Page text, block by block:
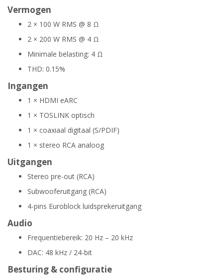
Vermogen
2 × 100 W RMS @ 8 Ω
2 × 200 W RMS @ 4 Ω
Minimale belasting: 4 Ω
THD: 0.15%
Ingangen
1 × HDMI eARC
1 × TOSLINK optisch
1 × coaxiaal digitaal (S/PDIF)
1 × stereo RCA analoog
Uitgangen
Stereo pre-out (RCA)
Subwooferuitgang (RCA)
4-pins Euroblock luidsprekeruitgang
Audio
Frequentiebereik: 20 Hz – 20 kHz
DAC: 48 kHz / 24-bit
Besturing & configuratie